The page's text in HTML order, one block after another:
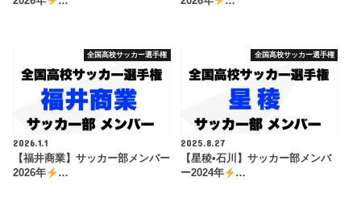
全国高校サッカー選手権
2026.1.1
【福井商業】サッカー部メンバー
2026年
…
全国高校サッカー選手権
2025.8.27
【星稜•石川】サッカー部メンバ
ー2024年
…